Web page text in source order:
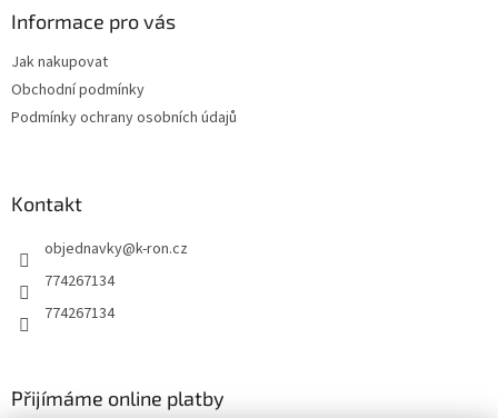
Informace pro vás
Jak nakupovat
Obchodní podmínky
Podmínky ochrany osobních údajů
Kontakt
objednavky@k-ron.cz
774267134
774267134
Přijímáme online platby